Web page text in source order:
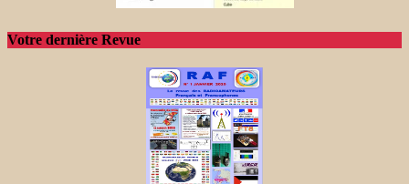
Votre dernière Revue